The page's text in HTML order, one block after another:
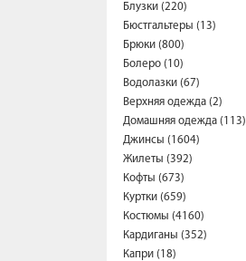
Блузки (220)
Бюстгальтеры (13)
Брюки (800)
Болеро (10)
Водолазки (67)
Верхняя одежда (2)
Домашняя одежда (113)
Джинсы (1604)
Жилеты (392)
Кофты (673)
Куртки (659)
Костюмы (4160)
Кардиганы (352)
Капри (18)